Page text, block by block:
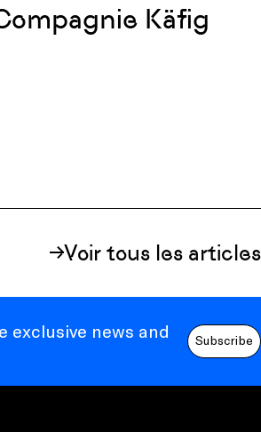
Käfig
Voir tous les articles
exclusive news and
Subscribe